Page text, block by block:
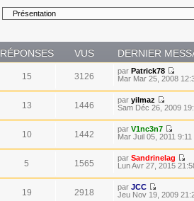
RÉPONSES VUS DERNIER
15 3126
par Patrick78
Mar Mar 25, 2008
13 1446
par yilmaz
Sam Déc 26, 2009
10 1442
par V1nc3n7
Mar Juil 05, 2011 9:11
5 1565
par Sandrinelag
Lun Avr 27, 2015
19 2918
par JCC
Jeu Nov 19, 2009